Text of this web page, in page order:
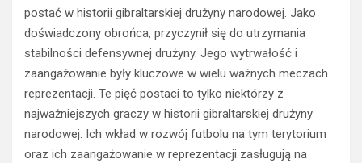
postać w historii gibraltarskiej drużyny narodowej. Jako
doświadczony obrońca, przyczynił się do utrzymania
stabilności defensywnej drużyny. Jego wytrwałość i
zaangażowanie były kluczowe w wielu ważnych meczach
reprezentacji. Te pięć postaci to tylko niektórzy z
najważniejszych graczy w historii gibraltarskiej drużyny
narodowej. Ich wkład w rozwój futbolu na tym terytorium
oraz ich zaangażowanie w reprezentacji zasługują na